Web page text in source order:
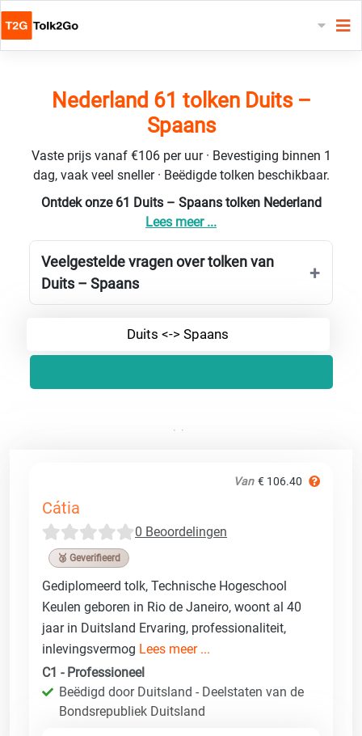
Nederland 61 tolken Duits –
Spaans
Vaste prijs vanaf €106 per uur · Bevestiging binnen 1
dag, vaak veel sneller · Beëdigde tolken beschikbaar.
Ontdek onze 61 Duits – Spaans tolken Nederland
Lees meer ...
Veelgestelde vragen over tolken van
Duits – Spaans
Duits <-> Spaans
Van € 106.40
Cátia
0 Beoordelingen
🥉 Geverifieerd
Gediplomeerd tolk, Technische Hogeschool
Keulen geboren in Rio de Janeiro, woont al 40
jaar in Duitsland Ervaring, professionaliteit,
inlevingsvermog Lees meer ...
C1 - Professioneel
Beëdigd door Duitsland - Deelstaten van de
Bondsrepubliek Duitsland